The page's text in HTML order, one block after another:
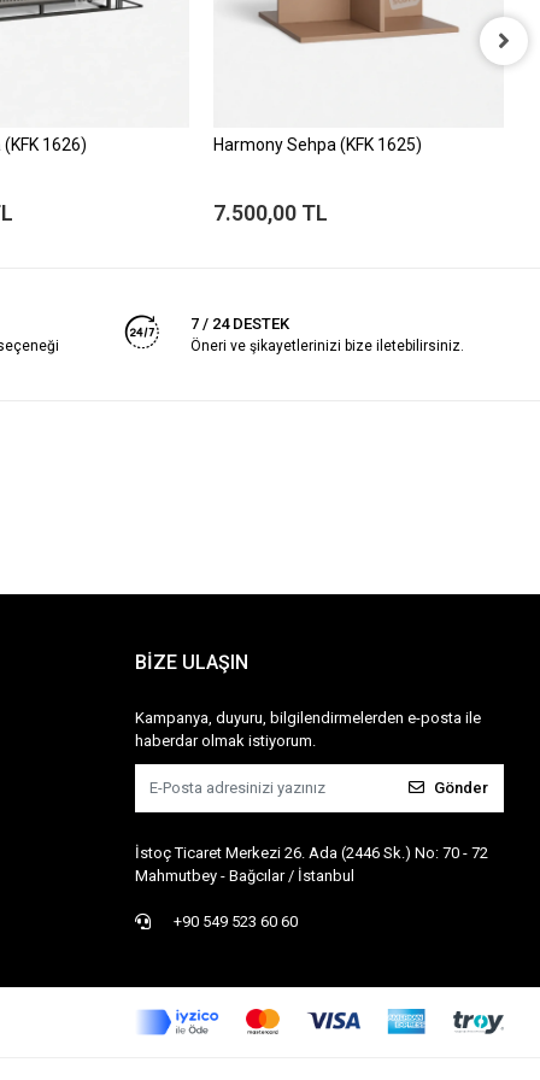
1626) Harmony Sehpa (KFK 1625)
7.500,00 TL
7 / 24 DESTEK
Öneri ve şikayetlerinizi bize iletebilirsiniz.
BİZE ULAŞIN
Kampanya, duyuru, bilgilendirmelerden e-posta ile
haberdar olmak istiyorum.
Gönder
İstoç Ticaret Merkezi 26. Ada (2446 Sk.) No: 70 - 72
Mahmutbey - Bağcılar / İstanbul
+90 549 523 60 60